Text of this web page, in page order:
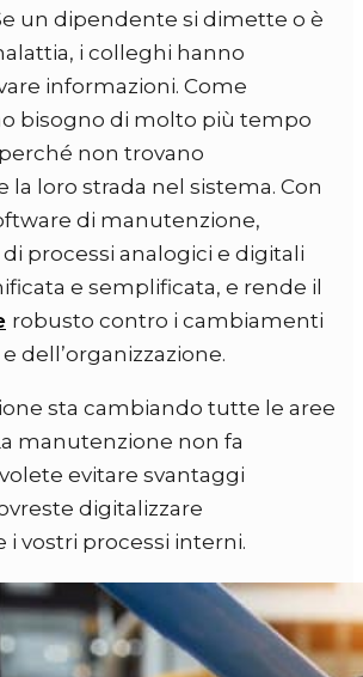
un dipendente si dimette o è
i colleghi hanno
informazioni. Come
bisogno di molto più tempo
non trovano
loro strada nel sistema. Con
di manutenzione,
di processi analogici e digitali
e semplificata, e rende il
robusto contro i cambiamenti
dell’organizzazione.
sta cambiando tutte le aree
manutenzione non fa
evitare svantaggi
digitalizzare
vostri processi interni.